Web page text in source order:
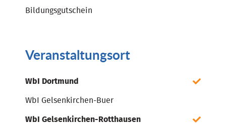
Bildungsgutschein
Veranstaltungsort
WbI Dortmund
WbI Gelsenkirchen-Buer
WbI Gelsenkirchen-Rotthausen